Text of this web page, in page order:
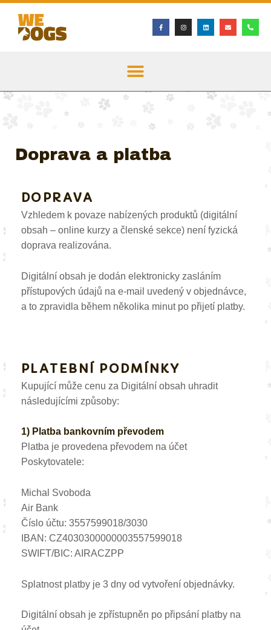
obsah
F
a
c
I
n
L
i
E
n
P
h
Doprava a platba
DOPRAVA
Vzhledem k povaze nabízených produktů (digitální
obsah – online kurzy a členské sekce) není fyzická
doprava realizována.
Digitální obsah je dodán elektronicky zasláním
přístupových údajů na e-mail uvedený v objednávce,
a to zpravidla během několika minut po přijetí platby.
PLATEBNÍ PODMÍNKY
Kupující může cenu za Digitální obsah uhradit
následujícími způsoby:
1) Platba bankovním převodem
Platba je provedena převodem na účet
Poskytovatele:
Michal Svoboda
Air Bank
Číslo účtu: 3557599018/3030
IBAN: CZ4030300000003557599018
SWIFT/BIC: AIRACZPP
Splatnost platby je 3 dny od vytvoření objednávky.
Digitální obsah je zpřístupněn po připsání platby na